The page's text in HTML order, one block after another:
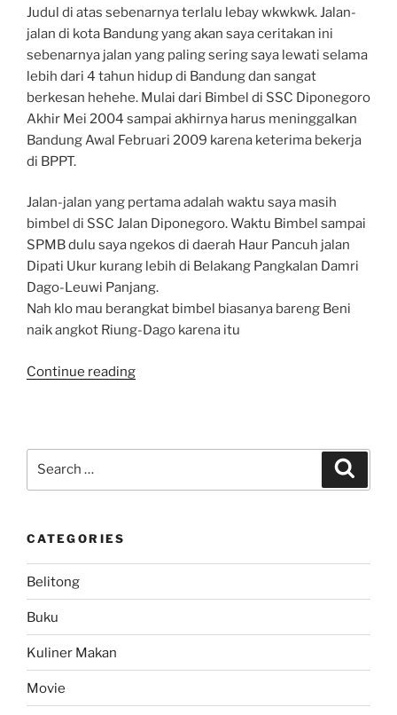
Judul di atas sebenarnya terlalu lebay wkwkwk. Jalan-
jalan di kota Bandung yang akan saya ceritakan ini
sebenarnya jalan yang paling sering saya lewati selama
lebih dari 4 tahun hidup di Bandung dan sangat
berkesan hehehe. Mulai dari Bimbel di SSC Diponegoro
Akhir Mei 2004 sampai akhirnya harus meninggalkan
Bandung Awal Februari 2009 karena keterima bekerja
di BPPT.
Jalan-jalan yang pertama adalah waktu saya masih
bimbel di SSC Jalan Diponegoro. Waktu Bimbel sampai
SPMB dulu saya ngekos di daerah Haur Pancuh jalan
Dipati Ukur kurang lebih di Belakang Pangkalan Damri
Dago-Leuwi Panjang.
Nah klo mau berangkat bimbel biasanya bareng Beni
naik angkot Riung-Dago karena itu
Continue reading“Jalan-
CATEGORIES
Belitong
Buku
Kuliner Makan
Movie